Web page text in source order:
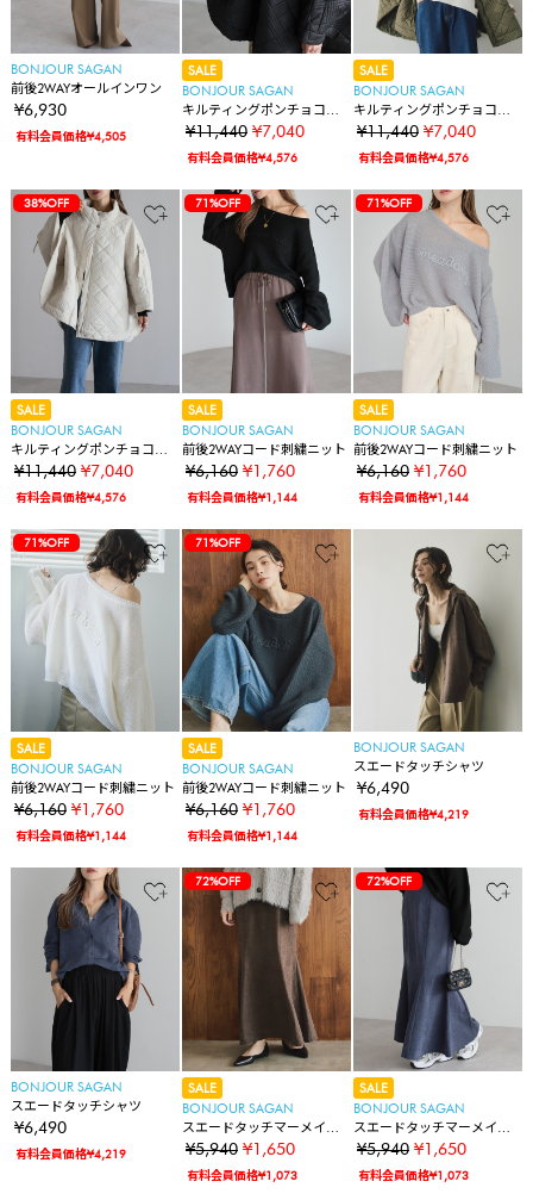
BONJOUR SAGAN
前後2WAYオールインワン
¥6,930
有料会員価格¥4,505
SALE
BONJOUR SAGAN
キルティングポンチョコー
ト
¥11,440 ¥7,040
有料会員価格¥4,576
SALE
BONJOUR SAGAN
キルティングポンチョコー
ト
¥11,440 ¥7,040
有料会員価格¥4,576
38%OFF
SALE
BONJOUR SAGAN
キルティングポンチョコー
ト
¥11,440 ¥7,040
有料会員価格¥4,576
71%OFF
SALE
BONJOUR SAGAN
前後2WAYコード刺繍ニット
¥6,160 ¥1,760
有料会員価格¥1,144
71%OFF
SALE
BONJOUR SAGAN
前後2WAYコード刺繍ニット
¥6,160 ¥1,760
有料会員価格¥1,144
71%OFF
SALE
BONJOUR SAGAN
前後2WAYコード刺繍ニット
¥6,160 ¥1,760
有料会員価格¥1,144
71%OFF
SALE
BONJOUR SAGAN
前後2WAYコード刺繍ニット
¥6,160 ¥1,760
有料会員価格¥1,144
BONJOUR SAGAN
スエードタッチシャツ
¥6,490
有料会員価格¥4,219
BONJOUR SAGAN
スエードタッチシャツ
¥6,490
有料会員価格¥4,219
72%OFF
SALE
BONJOUR SAGAN
スエードタッチマーメイド
スカート
¥5,940 ¥1,650
有料会員価格¥1,073
72%OFF
SALE
BONJOUR SAGAN
スエードタッチマーメイド
スカート
¥5,940 ¥1,650
有料会員価格¥1,073